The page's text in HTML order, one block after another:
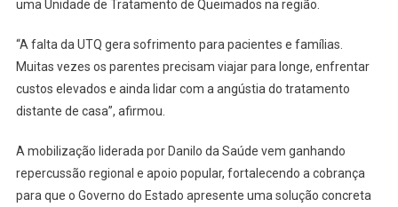
uma Unidade de Tratamento de Queimados na região.
“A falta da UTQ gera sofrimento para pacientes e famílias.
Muitas vezes os parentes precisam viajar para longe, enfrentar
custos elevados e ainda lidar com a angústia do tratamento
distante de casa”, afirmou.
A mobilização liderada por Danilo da Saúde vem ganhando
repercussão regional e apoio popular, fortalecendo a cobrança
para que o Governo do Estado apresente uma solução concreta